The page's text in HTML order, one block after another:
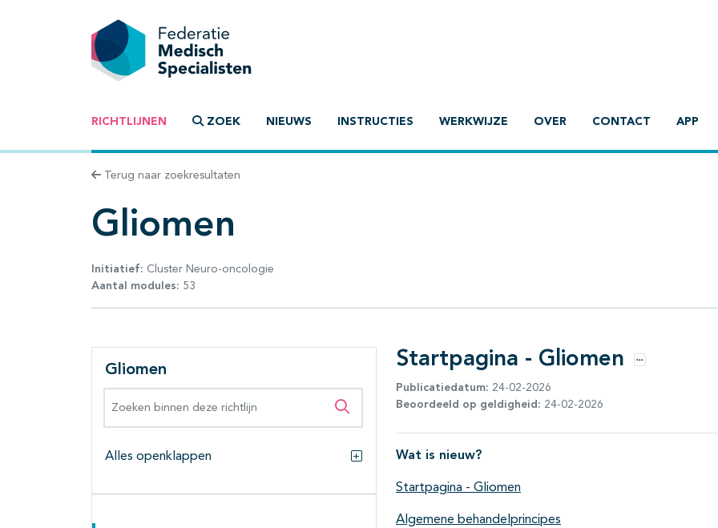
RICHTLIJNEN ZOEK NIEUWS INSTRUCTIES WERKWIJZE OVER CONTACT APP
Terug naar zoekresultaten
Gliomen
Initiatief: Cluster Neuro-oncologie
Aantal modules: 53
Gliomen
Zoeken binnen deze richtlijn
Alles openklappen
Startpagina - Gliomen Opties
Publicatiedatum: 24-02-2026
Beoordeeld op geldigheid: 24-02-2026
Wat is nieuw?
Startpagina - Gliomen
Algemene behandelprincipes